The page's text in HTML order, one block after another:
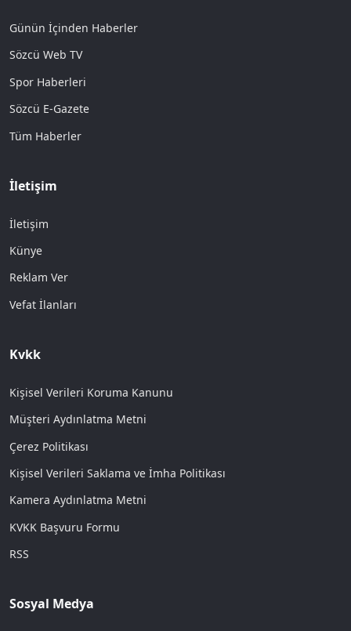
Günün İçinden Haberler
Sözcü Web TV
Spor Haberleri
Sözcü E-Gazete
Tüm Haberler
İletişim
İletişim
Künye
Reklam Ver
Vefat İlanları
Kvkk
Kişisel Verileri Koruma Kanunu
Müşteri Aydınlatma Metni
Çerez Politikası
Kişisel Verileri Saklama ve İmha Politikası
Kamera Aydınlatma Metni
KVKK Başvuru Formu
RSS
Sosyal Medya